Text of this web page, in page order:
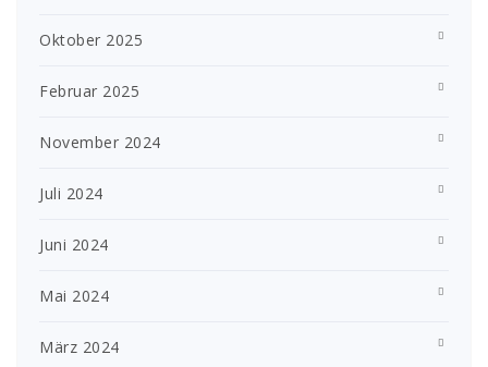
Oktober 2025
Februar 2025
November 2024
Juli 2024
Juni 2024
Mai 2024
März 2024